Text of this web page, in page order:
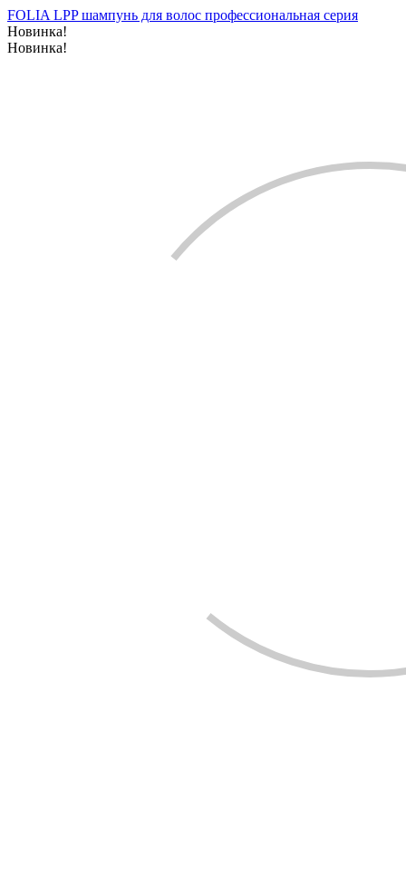
FOLIA LPP шампунь для волос профессиональная серия
Новинка!
Новинка!